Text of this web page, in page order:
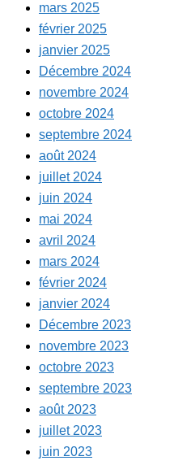
mars 2025
février 2025
janvier 2025
Décembre 2024
novembre 2024
octobre 2024
septembre 2024
août 2024
juillet 2024
juin 2024
mai 2024
avril 2024
mars 2024
février 2024
janvier 2024
Décembre 2023
novembre 2023
octobre 2023
septembre 2023
août 2023
juillet 2023
juin 2023